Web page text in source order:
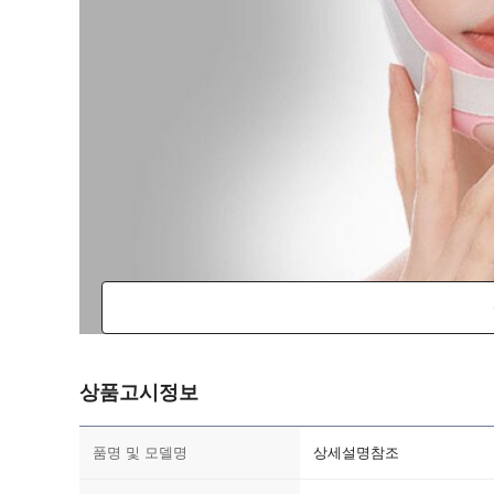
상품고시정보
품명 및 모델명 상세설명참조